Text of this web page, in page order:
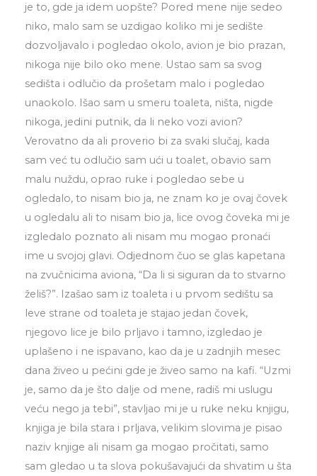
je to, gde ja idem uopšte? Pored mene nije sedeo
niko, malo sam se uzdigao koliko mi je sedište
dozvoljavalo i pogledao okolo, avion je bio prazan,
nikoga nije bilo oko mene. Ustao sam sa svog
sedišta i odlučio da prošetam malo i pogledao
unaokolo. Išao sam u smeru toaleta, ništa, nigde
nikoga, jedini putnik, da li neko vozi avion?
Verovatno da ali proverio bi za svaki slučaj, kada
sam već tu odlučio sam ući u toalet, obavio sam
malu nuždu, oprao ruke i pogledao sebe u
ogledalo, to nisam bio ja, ne znam ko je ovaj čovek
u ogledalu ali to nisam bio ja, lice ovog čoveka mi je
izgledalo poznato ali nisam mu mogao pronaći
ime u svojoj glavi. Odjednom čuo se glas kapetana
na zvučnicima aviona, “Da li si siguran da to stvarno
želiš?”. Izašao sam iz toaleta i u prvom sedištu sa
leve strane od toaleta je stajao jedan čovek,
njegovo lice je bilo prljavo i tamno, izgledao je
uplašeno i ne ispavano, kao da je u zadnjih mesec
dana živeo u pećini gde je živeo samo na kafi. “Uzmi
je, samo da je što dalje od mene, radiš mi uslugu
veću nego ja tebi”, stavljao mi je u ruke neku knjigu,
knjiga je bila stara i prljava, velikim slovima je pisao
naziv knjige ali nisam ga mogao pročitati, samo
sam gledao u ta slova pokušavajući da shvatim u šta